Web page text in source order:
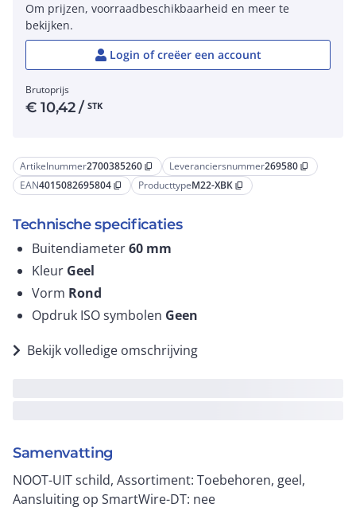
Artikelnummer2700385260 content_copy Leveranciersnummer269580 content_copy
EAN4015082695804 content_copy ProducttypeM22-XBK content_copy
Technische specificaties
Buitendiameter60 mm
Kleur Geel
Vorm Rond
Opdruk ISO symbolen Geen
Bekijk volledige omschrijving
Samenvatting
NOOT-UIT schild, Assortiment: Toebehoren, geel,
Aansluiting op SmartWire-DT: nee
Om prijzen, voorraadbeschikbaarheid en meer te
bekijken.
Login of creëer een account
Brutoprijs
€10,42/ STK